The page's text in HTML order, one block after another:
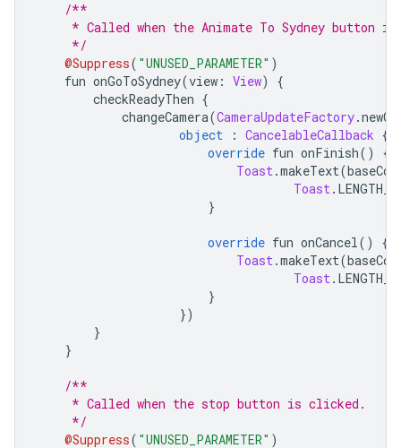
/**
* Called when the Animate To Sydney button
*/
@Suppress( "UNUSED_PARAMETER" )
fun onGoToSydney(view : View)
{
checkReadyThen {
changeCamera(CameraUpdateFactory.
object
: CancelableCallback {
override fun onFinish()
{
Toast.makeText(
Toast.
}
override fun onCancel()
{
Toast.makeText(
Toast.
}
})
}
}
/**
* Called when the stop button is clicked.
*/
@Suppress( "UNUSED_PARAMETER" )